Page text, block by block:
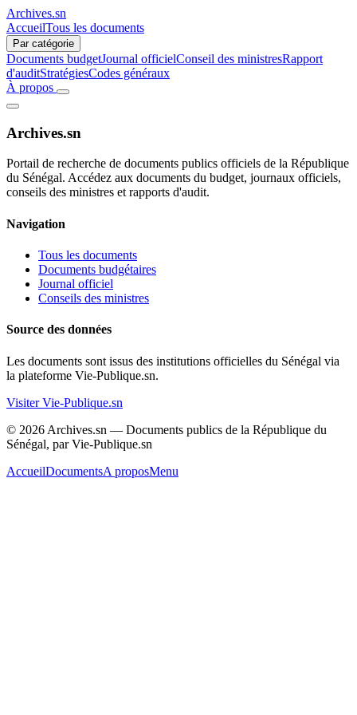
Archives.sn
AccueilTous les documents
Par catégorie
Documents budgetJournal officielConseil des ministresRapport
d'auditStratégiesCodes généraux
À propos
Archives.sn
Portail de recherche de documents publics officiels de la République
du Sénégal. Accédez aux documents du budget, journaux officiels,
conseils des ministres et rapports d'audit.
Navigation
Tous les documents
Documents budgétaires
Journal officiel
Conseils des ministres
Source des données
Les documents sont issus des institutions officielles du Sénégal via
la plateforme Vie-Publique.sn.
Visiter Vie-Publique.sn
© 2026 Archives.sn — Documents publics de la République du
Sénégal, par Vie-Publique.sn
AccueilDocumentsA proposMenu